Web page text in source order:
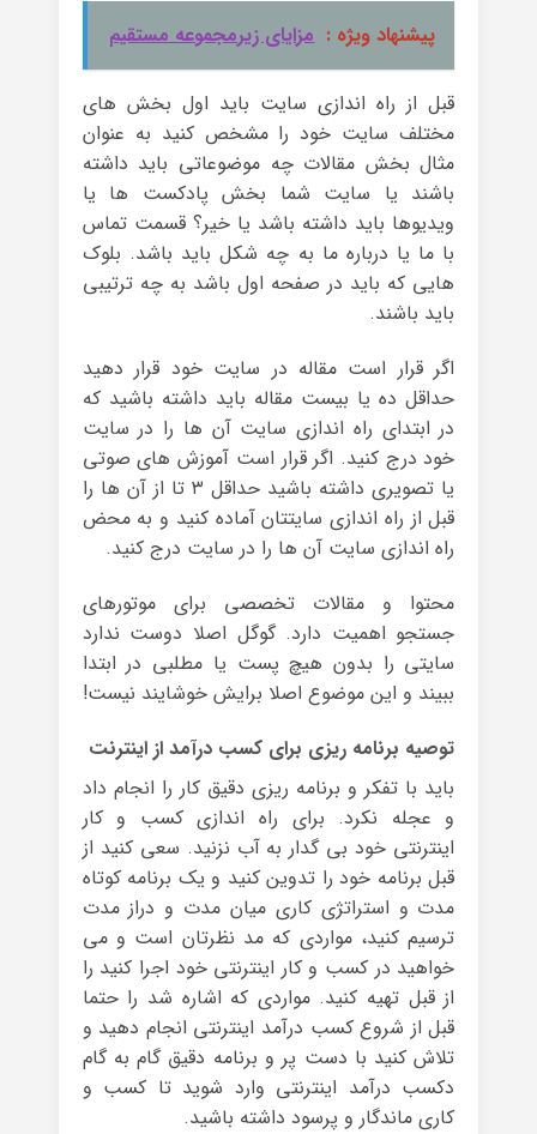
پیشنهاد ویژه : مزایای زیرمجموعه مستقیم
قبل از راه اندازی سایت باید اول بخش های
مختلف سایت خود را مشخص کنید به عنوان
مثال بخش مقالات چه موضوعاتی باید داشته
باشند یا سایت شما بخش پادکست ها یا
ویدیوها باید داشته باشد یا خیر؟ قسمت تماس
با ما یا درباره ما به چه شکل باید باشد. بلوک
هایی که باید در صفحه اول باشد به چه ترتیبی
باید باشند.
اگر قرار است مقاله در سایت خود قرار دهید
حداقل ده یا بیست مقاله باید داشته باشید که
در ابتدای راه اندازی سایت آن ها را در سایت
خود درج کنید. اگر قرار است آموزش های صوتی
یا تصویری داشته باشید حداقل ۳ تا از آن ها را
قبل از راه اندازی سایتتان آماده کنید و به محض
راه اندازی سایت آن ها را در سایت درج کنید.
محتوا و مقالات تخصصی برای موتورهای
جستجو اهمیت دارد. گوگل اصلا دوست ندارد
سایتی را بدون هیچ پست یا مطلبی در ابتدا
ببیند و این موضوع اصلا برایش خوشایند نیست!
توصیه برنامه ریزی برای کسب درآمد از اینترنت
باید با تفکر و برنامه ریزی دقیق کار را انجام داد
و عجله نکرد. برای راه اندازی کسب و کار
اینترنتی خود بی گدار به آب نزنید. سعی کنید از
قبل برنامه خود را تدوین کنید و یک برنامه کوتاه
مدت و استراتژی کاری میان مدت و دراز مدت
ترسیم کنید، مواردی که مد نظرتان است و می
خواهید در کسب و کار اینترنتی خود اجرا کنید را
از قبل تهیه کنید. مواردی که اشاره شد را حتما
قبل از شروع کسب درآمد اینترنتی انجام دهید و
تلاش کنید با دست پر و برنامه دقیق گام به گام
دکسب درآمد اینترنتی وارد شوید تا کسب و
کاری ماندگار و پرسود داشته باشید.